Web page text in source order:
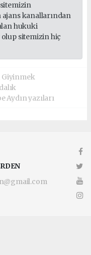
kanallarından
hukuki
sitemizin hiç
Giyinmek
Aydın yazıları